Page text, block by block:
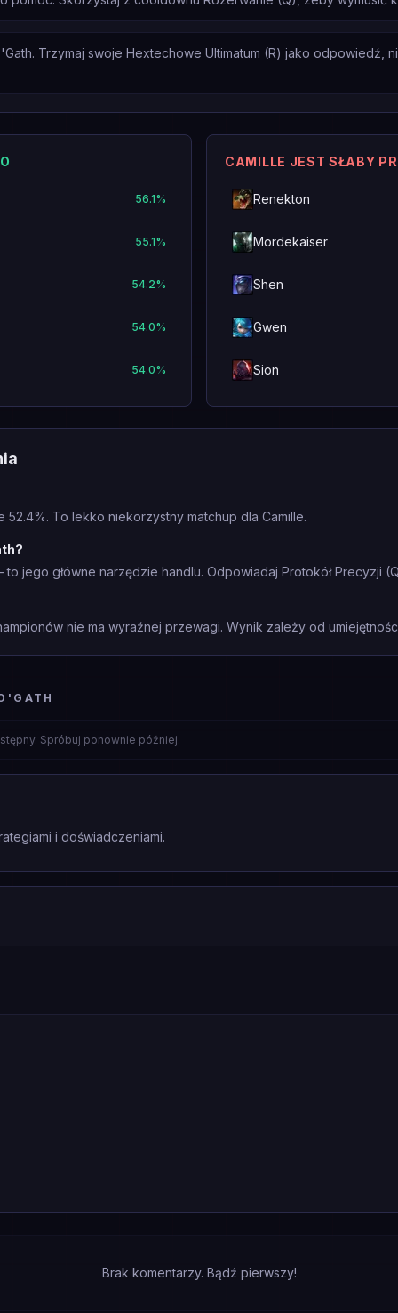
Trzymaj swoje Hextechowe Ultimatum (R) jako odpowiedź,
56.1%
55.1%
54.2%
54.0%
54.0%
CAMILLE JEST SŁABY
Renekton
Mordekaiser
Shen
Gwen
Sion
52.4%. To lekko niekorzystny matchup dla Camille.
jego główne narzędzie handlu. Odpowiadaj Protokół Precyzji
nie ma wyraźnej przewagi. Wynik zależy od
Spróbuj ponownie później.
i doświadczeniami.
Brak komentarzy. Bądź pierwszy!